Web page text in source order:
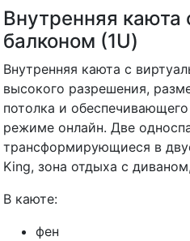
Внутренняя
балконом (1U)
Внутренняя каюта с
высокого разрешения,
потолка и
режиме онлайн. Две
трансформирующиеся в
King, зона отдыха с
В каюте:
фен